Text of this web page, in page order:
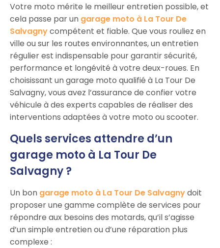
Votre moto mérite le meilleur entretien possible, et
cela passe par un garage moto à La Tour De
Salvagnycompétent et fiable. Que vous rouliez en
ville ou sur les routes environnantes, un entretien
régulier est indispensable pour garantir sécurité,
performance et longévité à votre deux-roues. En
choisissant un garage moto qualifié à La Tour De
Salvagny, vous avez l’assurance de confier votre
véhicule à des experts capables de réaliser des
interventions adaptées à votre moto ou scooter.
Quels services attendre d’un
garage moto à La Tour De
Salvagny ?
Un bon garage moto à La Tour De Salvagnydoit
proposer une gamme complète de services pour
répondre aux besoins des motards, qu’il s’agisse
d’un simple entretien ou d’une réparation plus
complexe :